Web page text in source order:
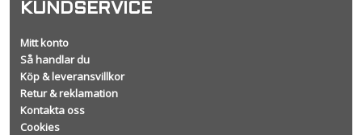
KUNDSERVICE
Mitt konto
Så handlar du
Köp & leveransvillkor
Retur & reklamation
Kontakta oss
Cookies